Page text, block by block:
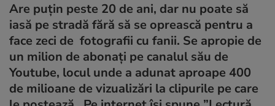
Are puțin peste 20 de ani, dar nu poate să
iasă pe stradă fără să se oprească pentru a
face zeci de fotografii cu fanii. Se apropie de
un milion de abonați pe canalul său de
Youtube, locul unde a adunat aproape 400
de milioane de vizualizări la clipurile pe care